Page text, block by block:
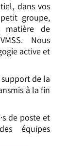
dans vos
groupe,
matière de
Nous
active et
de la
à la fin
de poste et
équipes